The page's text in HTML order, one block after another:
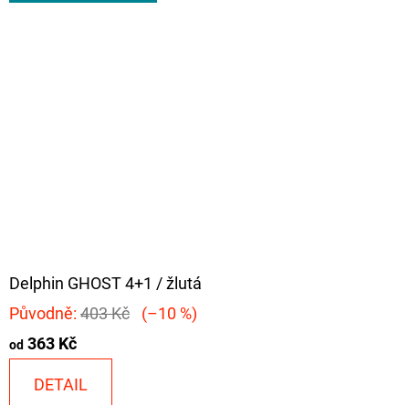
Delphin GHOST 4+1 / žlutá
Původně: 403 Kč (–10 %)
od 363 Kč
DETAIL